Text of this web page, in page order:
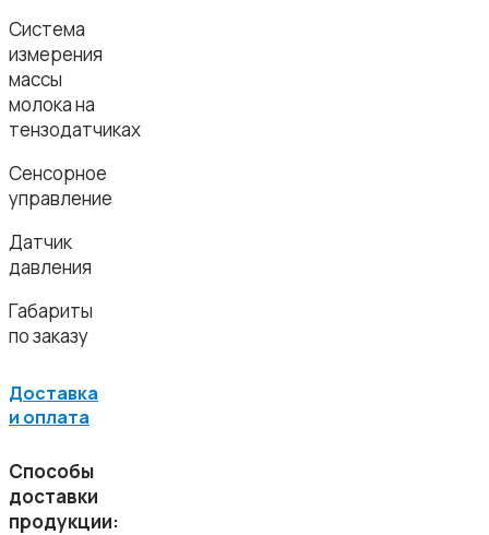
Система
измерения
массы
молока на
тензодатчиках
Сенсорное
управление
Датчик
давления
Габариты
по заказу
Доставка
и оплата
Способы
доставки
продукции: